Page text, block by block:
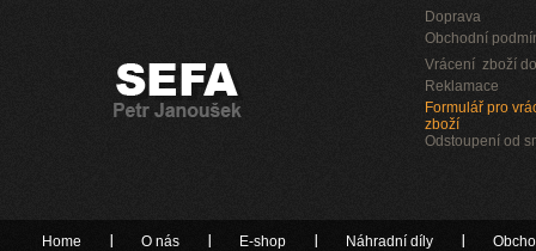
Doprava
Obchodní
Vrácení zboží
Reklamace
Formulář pro
zboží
Odstoupení od
Home O nás E-shop Náhradní díly